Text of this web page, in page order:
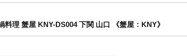
理 蟹屋 KNY-DS004 下関 山口 《蟹屋：KNY》